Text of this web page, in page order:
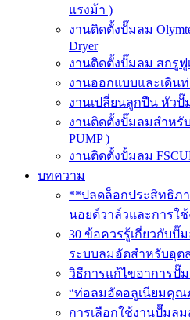
แรงม้า )
งานติดตั้งปั๊มลม
Dryer
งานติดตั้งปั๊มลม สกรูฟู
งานออกแบบและเดิน
งานเปลี่ยนลูกปืน หัวปั๊
งานติดตั้งปั๊มลมสำหรั
PUMP )
งานติดตั้งปั้มลม
บทความ
**ปลดล็อกประสิทธิภ
นอยด์วาล์วและการใ
30 ข้อควรรู้เกี่ยวกับปั๊
ระบบลมอัดสำหรับอุต
วิธีการแก้ไขอาการปั๊ม
“ท่อลมอัดอลูเนียมคุณ
การเลือกใช้งานปั๊มล